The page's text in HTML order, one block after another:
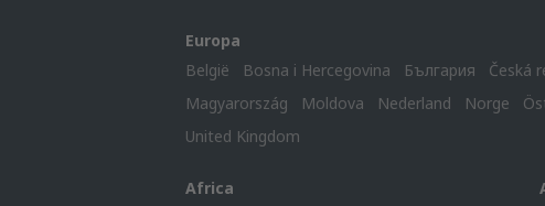
Europa
België
Bosna i Hercegovina България Česká
Magyarország
Moldova Nederland Norge
United Kingdom
Africa